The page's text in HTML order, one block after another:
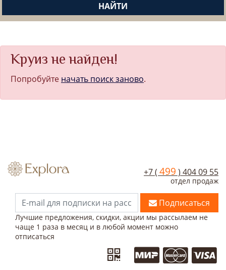
НАЙТИ
Круиз не найден!
Попробуйте начать поиск заново.
+7 ( 499 ) 404 09 55
отдел продаж
Подписаться
Лучшие предложения, скидки, акции мы рассылаем не
чаще 1 раза в месяц и в любой момент можно
отписаться